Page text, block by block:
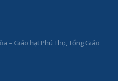
– Giáo hạt Phú Thọ, Tổng Giáo